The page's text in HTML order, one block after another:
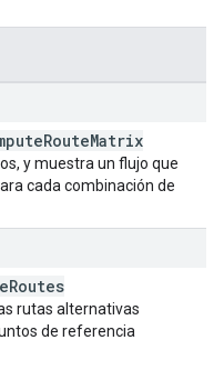
RouteMatrix
y muestra un flujo que
cada combinación de
Routes
rutas alternativas
de referencia